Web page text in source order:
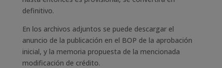
definitivo.
En los archivos adjuntos se puede descargar el
anuncio de la publicación en el BOP de la aprobación
inicial, y la memoria propuesta de la mencionada
modificación de crédito.